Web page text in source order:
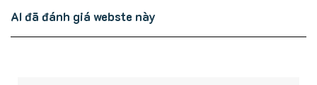
AI đã đánh giá webste này